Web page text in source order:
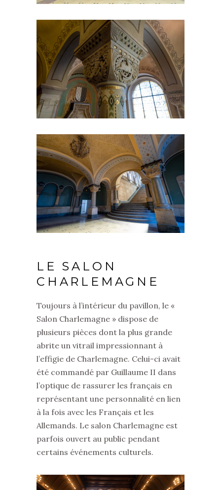
LE SALON
CHARLEMAGNE
Toujours à l’intérieur du pavillon, le «
Salon Charlemagne » dispose de
plusieurs pièces dont la plus grande
abrite un vitrail impressionnant à
l’effigie de Charlemagne. Celui-ci avait
été commandé par Guillaume II dans
l’optique de rassurer les français en
représentant une personnalité en lien
à la fois avec les Français et les
Allemands. Le salon Charlemagne est
parfois ouvert au public pendant
certains événements culturels.